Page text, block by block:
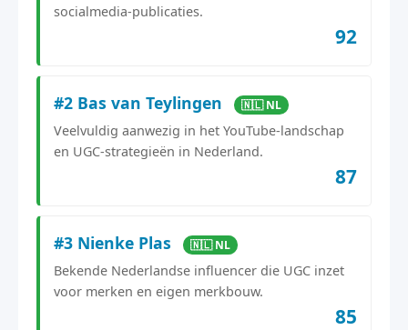
socialmedia-publicaties.
92
#2 Bas van Teylingen 🇳🇱 NL
Veelvuldig aanwezig in het YouTube-landschap
en UGC-strategieën in Nederland.
87
#3 Nienke Plas 🇳🇱 NL
Bekende Nederlandse influencer die UGC inzet
voor merken en eigen merkbouw.
85